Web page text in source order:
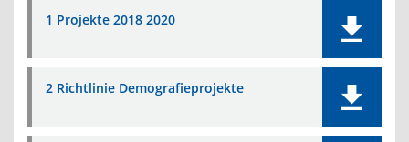
1 Projekte 2018 2020
2 Richtlinie Demografieprojekte